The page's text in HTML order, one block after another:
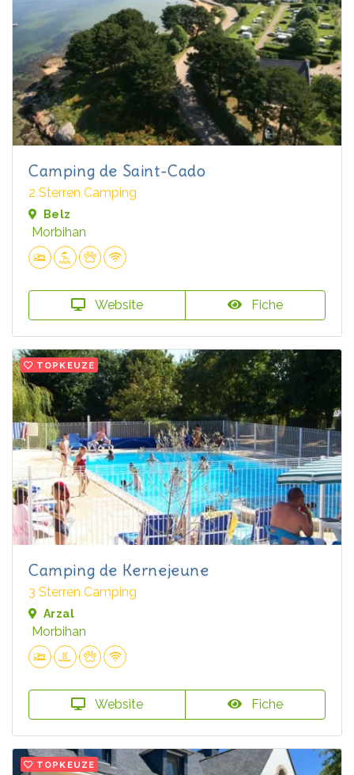
Camping de Saint-Cado
2 Sterren Camping
Belz
Morbihan
Website Fiche
TOPKEUZE
Camping de Kernejeune
3 Sterren Camping
Arzal
Morbihan
Website Fiche
TOPKEUZE